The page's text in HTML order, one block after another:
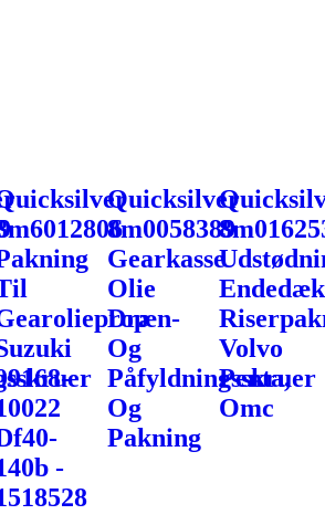
-
Quicksilver
8m0058389
Gearkasse
Olie
Dræn-
Og
Påfyldningsskruer
Og
Pakning
Volvo
Penta,
Omc